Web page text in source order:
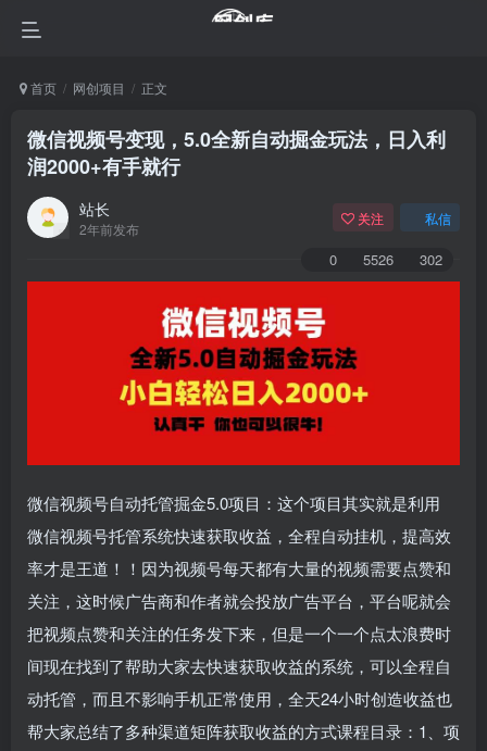
首页 网创项目 正文
微信视频号变现，5.0全新自动掘金玩法，日入利
润2000+有手就行
站长
2年前发布
关注 私信
0 5526 302
微信视频号自动托管掘金5.0项目：这个项目其实就是利用
微信视频号托管系统快速获取收益，全程自动挂机，提高效
率才是王道！！因为视频号每天都有大量的视频需要点赞和
关注，这时候广告商和作者就会投放广告平台，平台呢就会
把视频点赞和关注的任务发下来，但是一个一个点太浪费时
间现在找到了帮助大家去快速获取收益的系统，可以全程自
动托管，而且不影响手机正常使用，全天24小时创造收益也
帮大家总结了多种渠道矩阵获取收益的方式课程目录：1、项